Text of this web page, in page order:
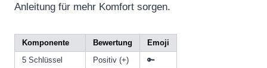
Anleitung für mehr Komfort sorgen.
Komponente Bewertung
Emoji
5 Schlüssel
Positiv (+)
🔑